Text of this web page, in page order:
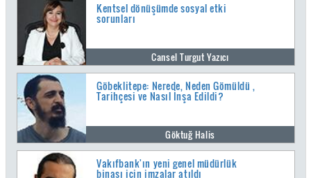
Kentsel dönüşümde sosyal etki
sorunları
Cansel Turgut Yazıcı
Göbeklitepe: Nerede, Neden Gömüldü ,
Tarihçesi ve Nasıl İnşa Edildi?
Göktuğ Halis
Vakıfbank'ın yeni genel müdürlük
binası için imzalar atıldı